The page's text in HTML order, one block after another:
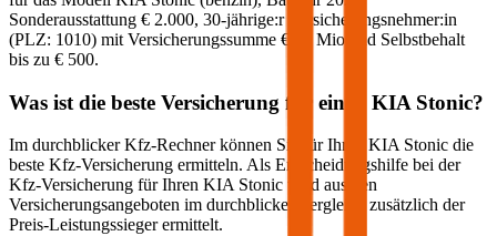
Sonderausstattung € 2.000, 30-jährige:rVersicherungsnehmer:in
(PLZ: 1010) mit Versicherungssumme € 20 Mio und Selbstbehalt
bis zu € 500.
Was ist die beste Versicherung für einen KIA Stonic?
Im durchblicker Kfz-Rechner können Sie für Ihren KIA Stonic die
beste Kfz-Versicherung ermitteln. Als Entscheidungshilfe bei der
Kfz-Versicherung für Ihren KIA Stonic wird aus den
Versicherungsangeboten im durchblicker Vergleich zusätzlich der
Preis-Leistungssieger ermittelt.